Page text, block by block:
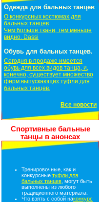
Одежда для бальных танцев
О конкурсных костюмах для
бальных танцев
Чем больше ткани, тем меньше
видно. Dassi
Обувь для бальных танцев.
Сегодня в продаже имеется
обувь для всех видов танца, и,
конечно, существует множество
фирм выпускающих туфли для
бальных танцев.
Все новости
Спортивные бальные
танцы в анонсах
Тренировочные, как и
конкурсные туфли для
бальных танцев , могут быть
выполнены из любого
традиционного материала.
Что взять с собой наконкурс